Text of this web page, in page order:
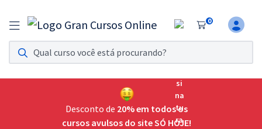
0
Assinatura Ilimitada 11
Acesso a todos os cursos. Teste grátis por 7 dias!
Assinatura OAB Até Passar
Acesso ilimitado a toda preparação para o Exame da
Desconto de 20% em todos os
cursos avulsos do site SÓ HOJE!